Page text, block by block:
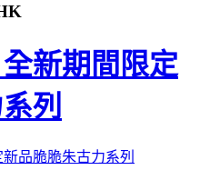
全新期間限定
列